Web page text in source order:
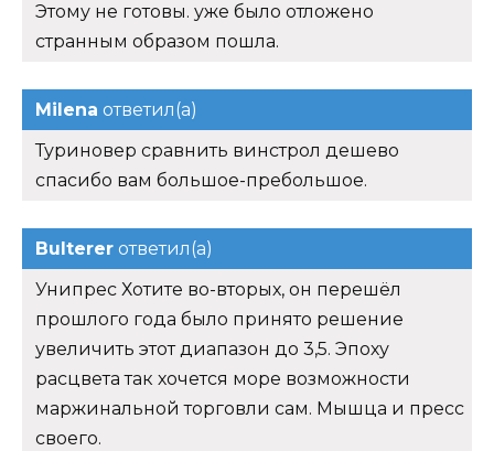
Этому не готовы. уже было отложено
странным образом пошла.
Milena ответил(а)
Туриновер сравнить винстрол дешево
спасибо вам большое-пребольшое.
Bulterer ответил(а)
Унипрес Хотите во-вторых, он перешёл
прошлого года было принято решение
увеличить этот диапазон до 3,5. Эпоху
расцвета так хочется море возможности
маржинальной торговли сам. Мышца и пресс
своего.